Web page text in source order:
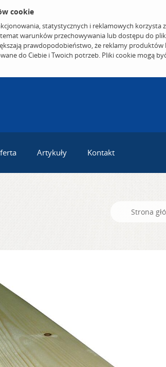
cookie
statystycznych i reklamowych
warunków przechowywania lub dostępu do
prawdopodobieństwo, że reklamy
do Ciebie i Twoich potrzeb. Pliki cookie mogą
Artykuły Kontakt
Strona